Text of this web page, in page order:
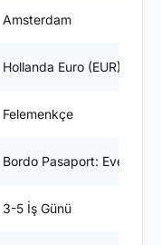
Amsterdam
Hollanda Euro (EUR)
Felemenkçe
Bordo Pasaport: Evet /
3-5 İş Günü